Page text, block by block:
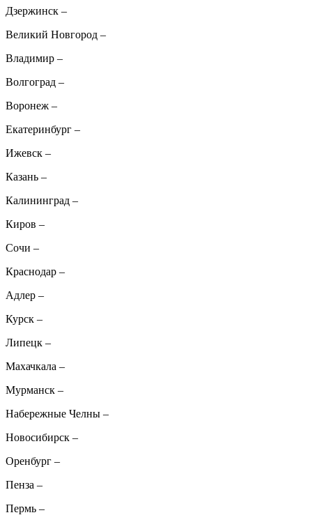
Дзержинск –
Великий Новгород –
Владимир –
Волгоград –
Воронеж –
Екатеринбург –
Ижевск –
Казань –
Калининград –
Киров –
Сочи –
Краснодар –
Адлер –
Курск –
Липецк –
Махачкала –
Мурманск –
Набережные Челны –
Новосибирск –
Оренбург –
Пенза –
Пермь –